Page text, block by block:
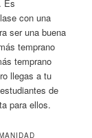
Es
con una
ser una buena
temprano
temprano
llegas a tu
de
para ellos.